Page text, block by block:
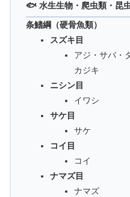
🐟 水生生物・爬虫類・昆
条鰭綱（硬骨魚類）
スズキ目
アジ・サバ・
カジキ
ニシン目
イワシ
サケ目
サケ
コイ目
コイ
ナマズ目
ナマズ